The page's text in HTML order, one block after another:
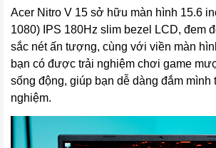
Acer Nitro V 15 sở hữu màn hình 15.6
1080) IPS 180Hz slim bezel LCD, đem
sắc nét ấn tượng, cùng với viền màn
bạn có được trải nghiệm chơi game
sống động, giúp bạn dễ dàng đắm mình
nghiệm.